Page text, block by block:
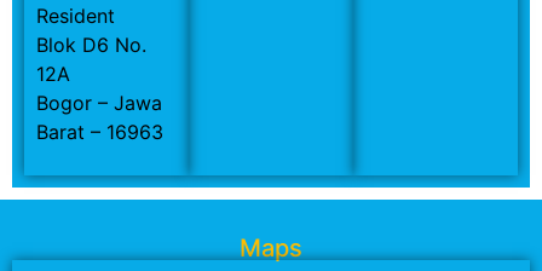
Resident
Blok D6 No.
12A
Bogor – Jawa
Barat – 16963
Maps